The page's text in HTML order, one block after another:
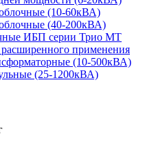
(10-60кВА)
(40-200кВА)
ИБП серии Трио МТ
применения
(10-500кВА)
(25-1200кВА)